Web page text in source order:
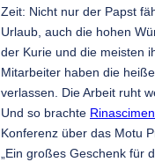
Zeit: Nicht nur der Papst
Urlaub, auch die hohen
der Kurie und die meisten
Mitarbeiter haben die
verlassen. Die Arbeit ruht
Und so brachte
Konferenz über das Motu
„Ein großes Geschenk für